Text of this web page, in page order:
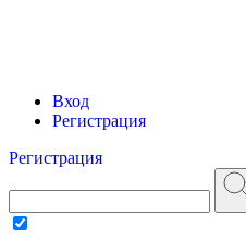
Вход
Регистрация
Регистрация